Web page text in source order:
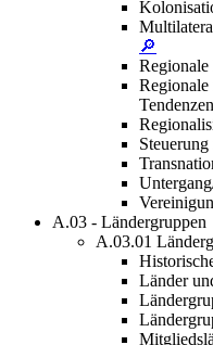
🔎
Regionale
Tendenzen
A.03 -
A.03.01
Länder